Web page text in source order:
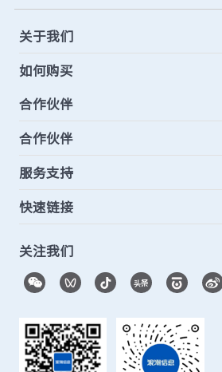
关于我们
如何购买
合作伙伴
合作伙伴
服务支持
快速链接
关注我们